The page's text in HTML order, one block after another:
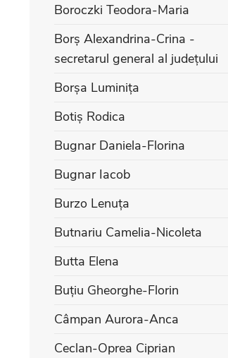
Boroczki Teodora-Maria
Borș Alexandrina-Crina -
secretarul general al județului
Borșa Luminița
Botiș Rodica
Bugnar Daniela-Florina
Bugnar Iacob
Burzo Lenuța
Butnariu Camelia-Nicoleta
Butta Elena
Buțiu Gheorghe-Florin
Câmpan Aurora-Anca
Ceclan-Oprea Ciprian